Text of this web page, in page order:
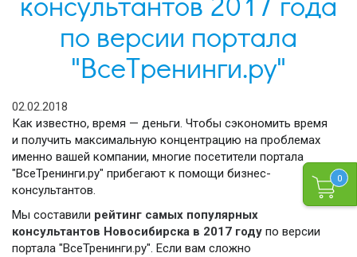
0
по версии портала
"ВсеТренинги.ру"
02.02.2018
Как известно, время — деньги. Чтобы сэкономить время
и получить максимальную концентрацию на проблемах
именно вашей компании, многие посетители портала
"ВсеТренинги.ру" прибегают к помощи бизнес-
консультантов.
Мы составили рейтинг самых популярных
консультантов Новосибирска в 2017 году по версии
портала "ВсеТренинги.ру". Если вам сложно